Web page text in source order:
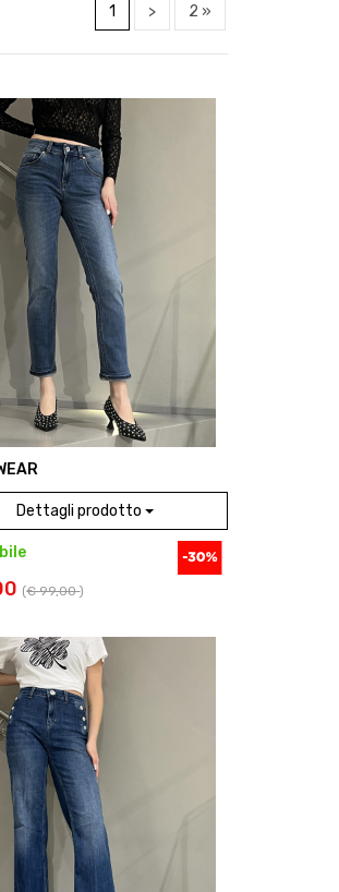
1 > 2 »
Dettagli prodotto
(€ 99,00)